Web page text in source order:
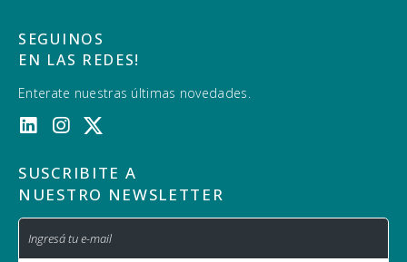
SEGUINOS
EN LAS REDES!
Enterate nuestras últimas novedades.
SUSCRIBITE A
NUESTRO NEWSLETTER